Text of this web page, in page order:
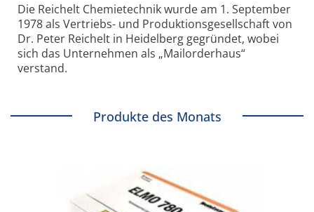
Die Reichelt Chemietechnik wurde am 1. September
1978 als Vertriebs- und Produktionsgesellschaft von
Dr. Peter Reichelt in Heidelberg gegründet, wobei
sich das Unternehmen als „Mailorderhaus“
verstand.
Produkte des Monats